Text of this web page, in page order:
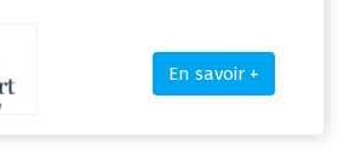
En savoir +